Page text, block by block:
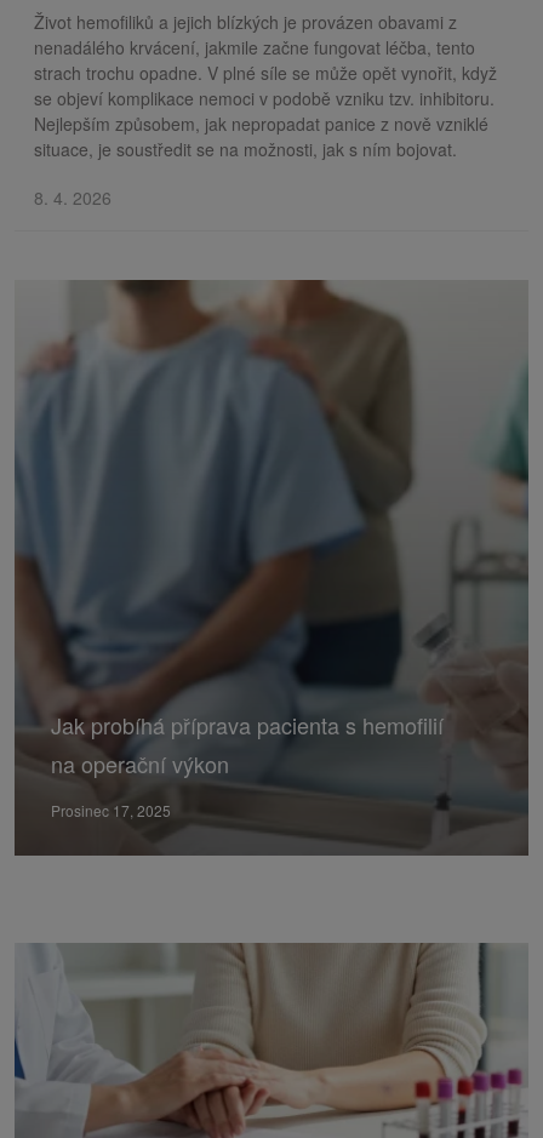
Život hemofiliků a jejich blízkých je provázen obavami z
nenadálého krvácení, jakmile začne fungovat léčba, tento
strach trochu opadne. V plné síle se může opět vynořit, když
se objeví komplikace nemoci v podobě vzniku tzv. inhibitoru.
Nejlepším způsobem, jak nepropadat panice z nově vzniklé
situace, je soustředit se na možnosti, jak s ním bojovat.
8. 4. 2026
Jak probíhá příprava pacienta s hemofilií
na operační výkon
Prosinec 17, 2025